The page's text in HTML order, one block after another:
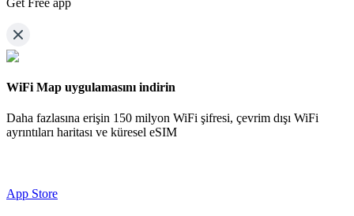
WiFi Map uygulamasını indirin
Daha fazlasına erişin 150 milyon WiFi şifresi, çevrim dışı WiFi
ayrıntıları haritası ve küresel eSIM
App Store